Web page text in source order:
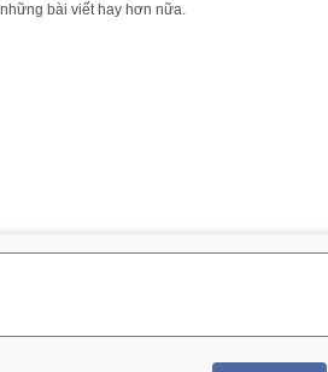
bài viết hay hơn nữa.